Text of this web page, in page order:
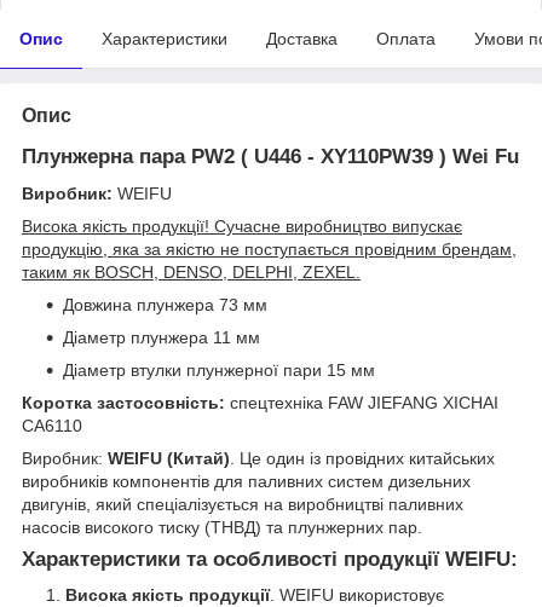
Опис Характеристики Доставка Оплата Умови
Опис
Плунжерна пара PW2 ( U446 - XY110PW39 ) Wei Fu
Виробник: WEIFU
Висока якість продукції! Сучасне виробництво випускає
продукцію, яка за якістю не поступається провідним брендам,
таким як BOSCH, DENSO, DELPHI, ZEXEL.
Довжина плунжера 73 мм
Діаметр плунжера 11 мм
Діаметр втулки плунжерної пари 15 мм
Коротка застосовність: спецтехніка FAW JIEFANG XICHAI
CA6110
Виробник: WEIFU (Китай) . Це один із провідних китайських
виробників компонентів для паливних систем дизельних
двигунів, який спеціалізується на виробництві паливних
насосів високого тиску (ТНВД) та плунжерних пар.
Характеристики та особливості продукції WEIFU:
Висока якість продукції. WEIFU використовує